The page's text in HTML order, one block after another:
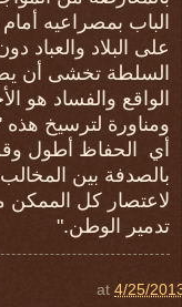
الباب بمصراعيه
على البلاد والعباد
السلطة تخشى أن
الواقع والفساد هو
ومناورة لترسيخ
أي
الحفاظ أطول
بالصدفة بين
لاعتصار كل الممكن
تدمير الوطن."
at4/25/